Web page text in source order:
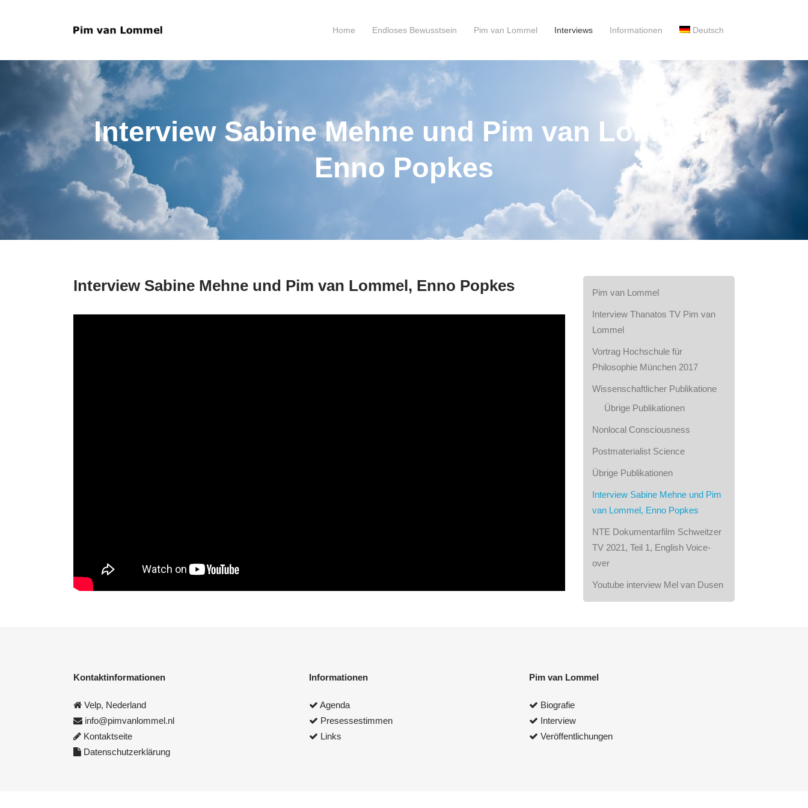
Home Endloses Bewusstsein Pim van Lommel Interviews Informationen Deutsch
Interview Sabine Mehne und Pim van Lommel,
Enno Popkes
Interview Sabine Mehne und Pim van Lommel, Enno Popkes Pim van Lommel
Interview Thanatos TV Pim van
Lommel
Vortrag Hochschule für
Philosophie München 2017
Wissenschaftlicher Publikatione
Übrige Publikationen
Nonlocal Consciousness
Postmaterialist Science
Übrige Publikationen
Interview Sabine Mehne und Pim
van Lommel, Enno Popkes
NTE Dokumentarfilm Schweitzer
TV 2021, Teil 1, English Voice-
over
Youtube interview Mel van Dusen
Kontaktinformationen
Velp, Nederland
info@pimvanlommel.nl
Kontaktseite
Datenschutzerklärung
Informationen
Agenda
Presessestimmen
Links
Pim van Lommel
Biografie
Interview
Veröffentlichungen